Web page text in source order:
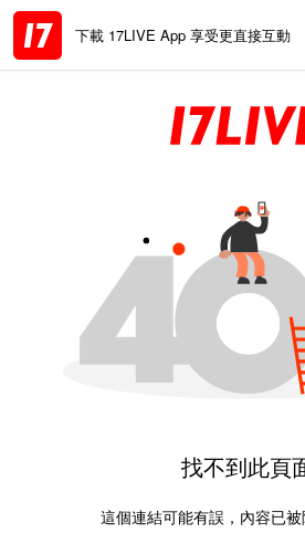
下載 17LIVE App 享受更直接互動
找不到此頁
這個連結可能有誤，內容已被